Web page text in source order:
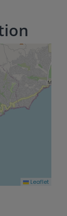
Leaflet